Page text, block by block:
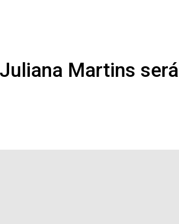
Martins será